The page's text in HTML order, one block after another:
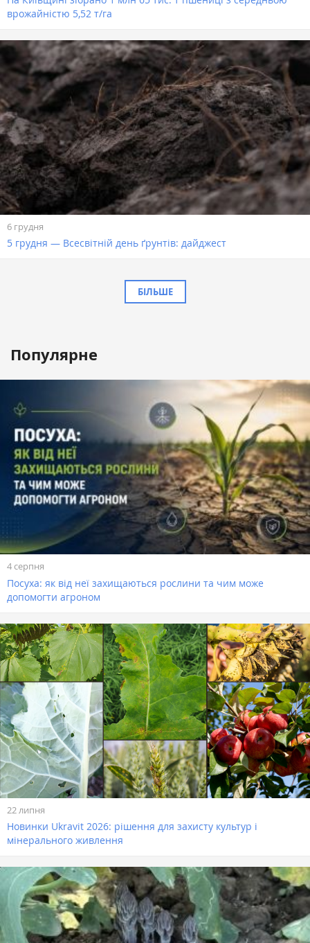
врожайністю 5,52 т/га
6 грудня
5 грудня — Всесвітній день ґрунтів: дайджест
БІЛЬШЕ
Популярне
4 серпня
Посуха: як від неї захищаються рослини та чим може
допомогти агроном
22 липня
Новинки Ukravit 2026: рішення для захисту культур і
мінерального живлення